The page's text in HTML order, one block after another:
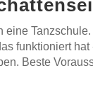
funktioniert
Beste